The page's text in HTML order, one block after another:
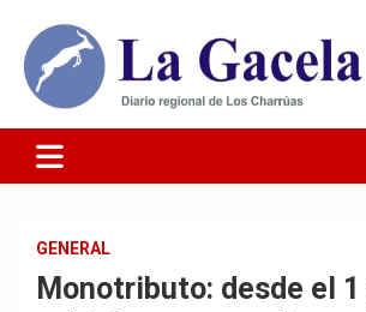
contenido
Diario La Gacela
GENERAL
Monotributo: desde el